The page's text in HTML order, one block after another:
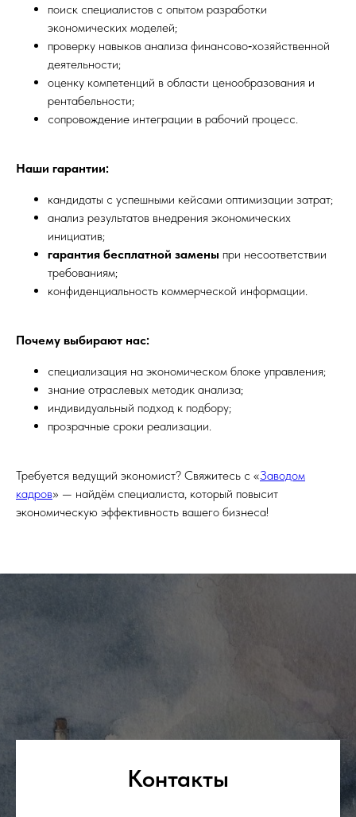
поиск специалистов с опытом разработки
экономических моделей;
проверку навыков анализа финансово‑хозяйственной
деятельности;
оценку компетенций в области ценообразования и
рентабельности;
сопровождение интеграции в рабочий процесс.
Наши гарантии:
кандидаты с успешными кейсами оптимизации затрат;
анализ результатов внедрения экономических
инициатив;
гарантия бесплатной замены при несоответствии
требованиям;
конфиденциальность коммерческой информации.
Почему выбирают нас:
специализация на экономическом блоке управления;
знание отраслевых методик анализа;
индивидуальный подход к подбору;
прозрачные сроки реализации.
Требуется ведущий экономист? Свяжитесь с «Заводом
кадров» — найдём специалиста, который повысит
экономическую эффективность вашего бизнеса!
Контакты